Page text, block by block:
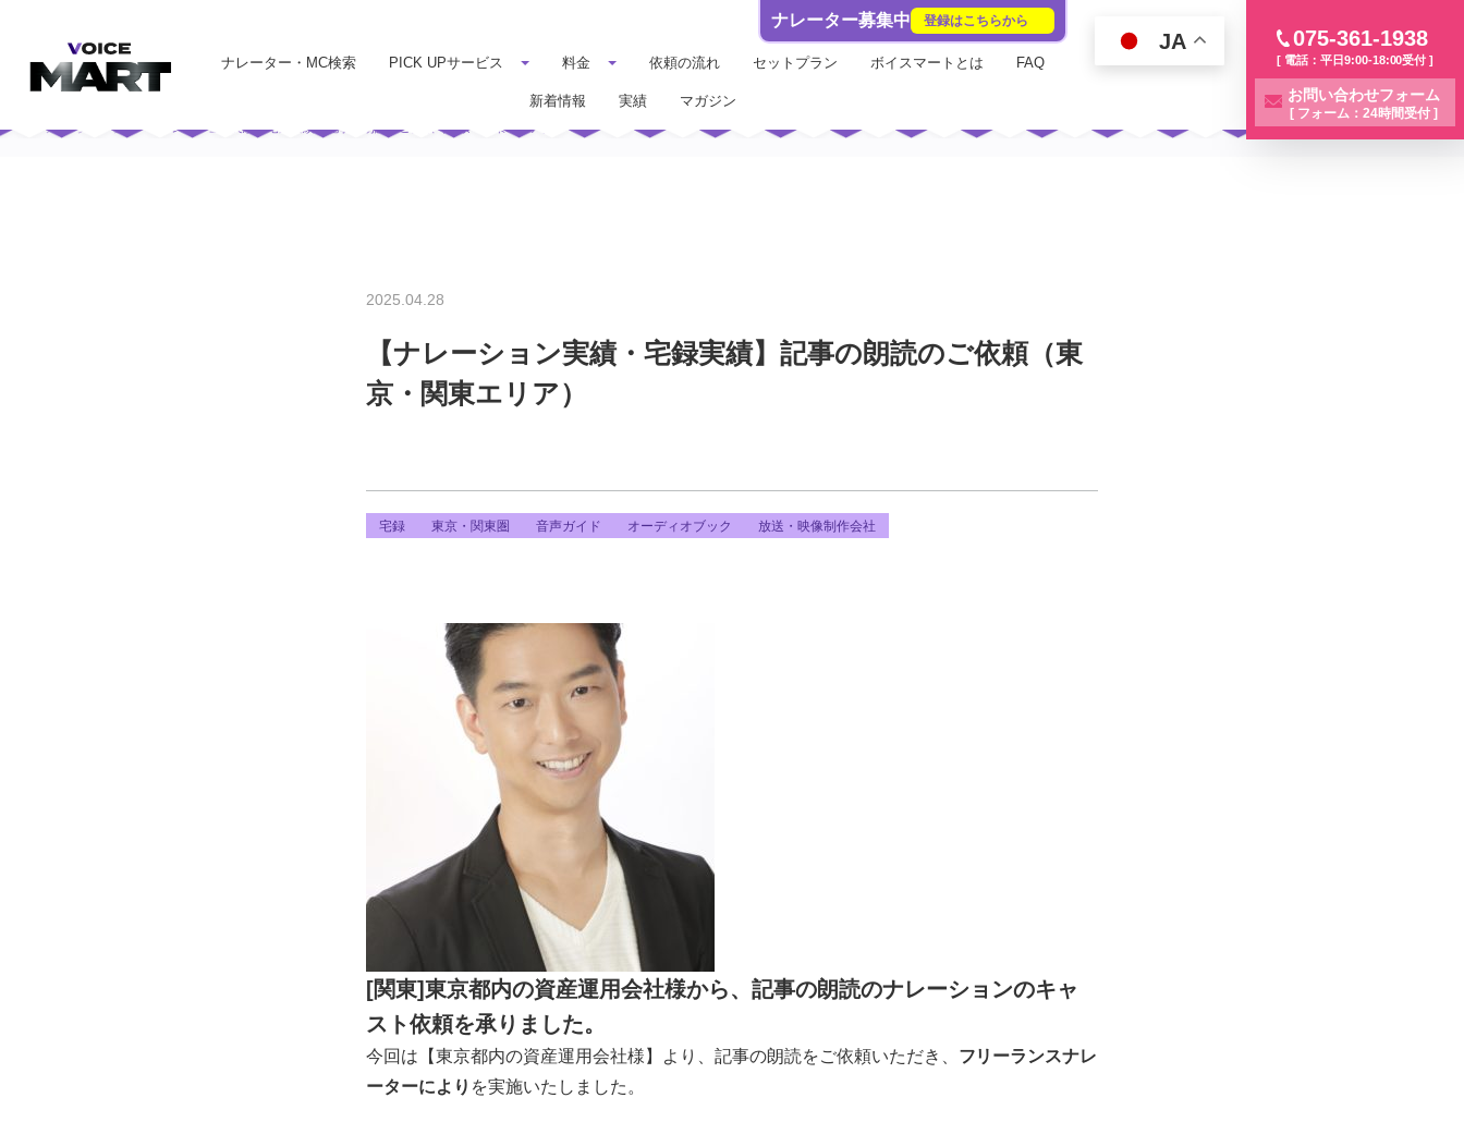
ナレーター募集中 登録はこちらから
ナレーター・MC検索 PICK UPサービス 料金 依頼の流れ セットプラン ボイスマートとは FAQ
新着情報 実績 マガジン
075-361-1938
[ 電話：平日9:00-18:00受付 ]
お問い合わせフォーム
[ フォーム：24時間受付 ]
トップ 実績一覧 【ナレーション実績・宅録実績】記事の朗読のご依頼（東京・関東エリア）
2025.04.28
【ナレーション実績・宅録実績】記事の朗読のご依頼（東
京・関東エリア）
宅録 東京・関東圏 音声ガイド オーディオブック 放送・映像制作会社
[関東]東京都内の資産運用会社様から、記事の朗読のナレーションのキャ
スト依頼を承りました。
今回は【東京都内の資産運用会社様】より、記事の朗読をご依頼いただき、 フリーランスナレ
ーターにより を実施いたしました。
JA